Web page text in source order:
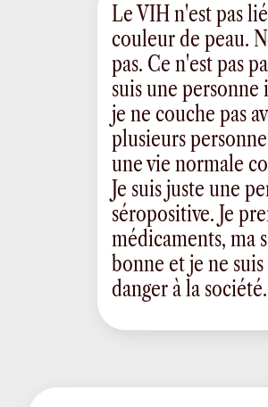
Le VIH n'est pas
couleur de peau.
pas. Ce n'est pas
suis une personne
je ne couche pas
plusieurs
une vie normale
Je suis juste une
séropositive. Je
médicaments, ma
bonne et je ne suis
danger à la société.